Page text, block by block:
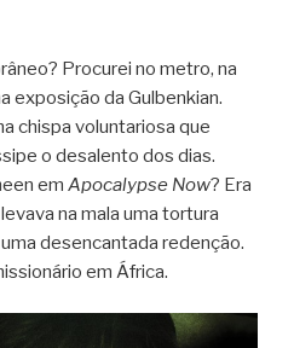
Pro­cu­rei no metro, na
expo­si­ção da Gul­ben­kian.
chispa volun­ta­ri­osa que
o desa­lento dos dias.
em Apo­calypse Now? Era
na mala uma tor­tura
desen­can­tada reden­ção.
em África.